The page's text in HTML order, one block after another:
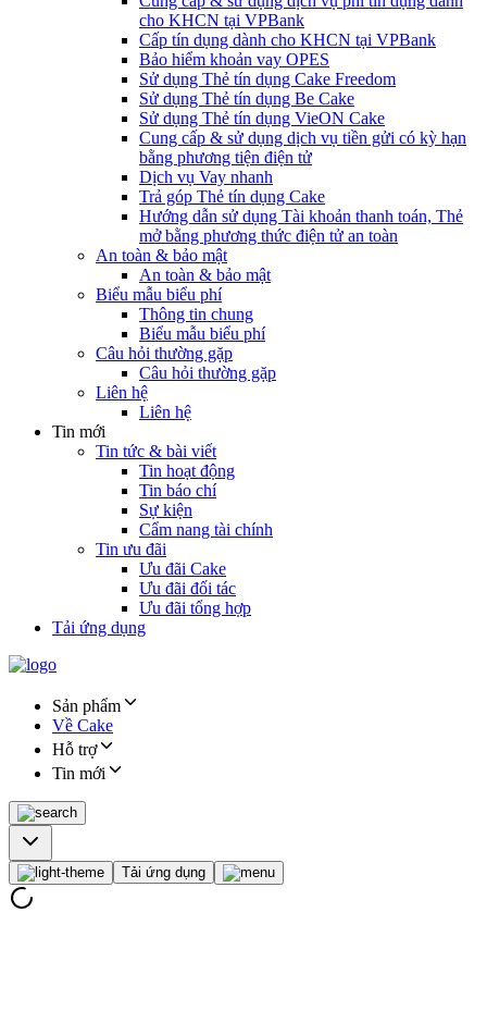
cho KHCN tại VPBank
Cấp tín dụng dành cho KHCN tại VPBank
Bảo hiểm khoản vay OPES
Sử dụng Thẻ tín dụng Cake Freedom
Sử dụng Thẻ tín dụng Be Cake
Sử dụng Thẻ tín dụng VieON Cake
Cung cấp & sử dụng dịch vụ tiền gửi có kỳ hạn
bằng phương tiện điện tử
Dịch vụ Vay nhanh
Trả góp Thẻ tín dụng Cake
Hướng dẫn sử dụng Tài khoản thanh toán, Thẻ
mở bằng phương thức điện tử an toàn
An toàn & bảo mật
An toàn & bảo mật
Biểu mẫu biểu phí
Thông tin chung
Biểu mẫu biểu phí
Câu hỏi thường gặp
Câu hỏi thường gặp
Liên hệ
Liên hệ
Tin mới
Tin tức & bài viết
Tin hoạt động
Tin báo chí
Sự kiện
Cẩm nang tài chính
Tin ưu đãi
Ưu đãi Cake
Ưu đãi đối tác
Ưu đãi tổng hợp
Tải ứng dụng
Sản phẩm
Về Cake
Hỗ trợ
Tin mới
Tải ứng dụng